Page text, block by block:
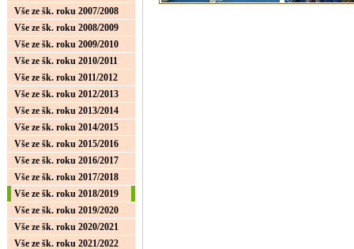
Vše ze šk. roku 2007/2008
Vše ze šk. roku 2008/2009
Vše ze šk. roku 2009/2010
Vše ze šk. roku 2010/2011
Vše ze šk. roku 2011/2012
Vše ze šk. roku 2012/2013
Vše ze šk. roku 2013/2014
Vše ze šk. roku 2014/2015
Vše ze šk. roku 2015/2016
Vše ze šk. roku 2016/2017
Vše ze šk. roku 2017/2018
Vše ze šk. roku 2018/2019
Vše ze šk. roku 2019/2020
Vše ze šk. roku 2020/2021
Vše ze šk. roku 2021/2022